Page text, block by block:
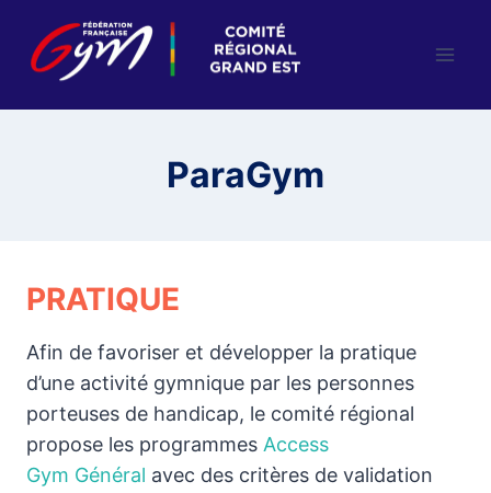
contenu
ParaGym
PRATIQUE
Afin de favoriser et développer la pratique
d’une activité gymnique par les personnes
porteuses de handicap, le comité régional
propose les programmes Access
Gym Général avec des critères de validation